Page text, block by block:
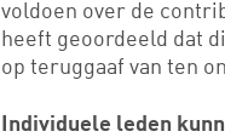
voldoen over de
heeft geoordeeld dat
op teruggaaf van ten
Individuele leden